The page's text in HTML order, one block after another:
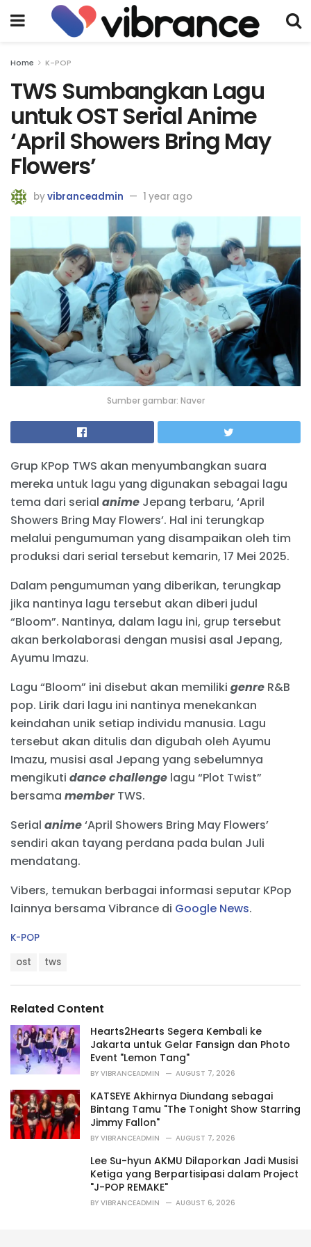
Home K-POP
TWS Sumbangkan Lagu
untuk OST Serial Anime
‘April Showers Bring May
Flowers’
byvibranceadmin 1 year ago
Sumber gambar: Naver
Grup KPop TWS akan menyumbangkan suara
mereka untuk lagu yang digunakan sebagai lagu
tema dari serial anime Jepang terbaru, ‘April
Showers Bring May Flowers’. Hal ini terungkap
melalui pengumuman yang disampaikan oleh tim
produksi dari serial tersebut kemarin, 17 Mei 2025.
Dalam pengumuman yang diberikan, terungkap
jika nantinya lagu tersebut akan diberi judul
“Bloom”. Nantinya, dalam lagu ini, grup tersebut
akan berkolaborasi dengan musisi asal Jepang,
Ayumu Imazu.
Lagu “Bloom” ini disebut akan memiliki genre R&B
pop. Lirik dari lagu ini nantinya menekankan
keindahan unik setiap individu manusia. Lagu
tersebut akan ditulis dan digubah oleh Ayumu
Imazu, musisi asal Jepang yang sebelumnya
mengikuti dance challenge lagu “Plot Twist”
bersama memberTWS.
Serial anime‘April Showers Bring May Flowers’
sendiri akan tayang perdana pada bulan Juli
mendatang.
Vibers, temukan berbagai informasi seputar KPop
lainnya bersama Vibrance di Google News.
C
r
i
e
s
:
K-POP
:
ost tws
Related Content
Hearts2Hearts Segera Kembali ke
Jakarta untuk Gelar Fansign dan Photo
Event "Lemon Tang"
BY VIBRANCEADMIN AUGUST 7, 2026
KATSEYE Akhirnya Diundang sebagai
Bintang Tamu "The Tonight Show Starring
Jimmy Fallon"
BY VIBRANCEADMIN AUGUST 7, 2026
Lee Su-hyun AKMU Dilaporkan Jadi Musisi
Ketiga yang Berpartisipasi dalam Project
"J-POP REMAKE"
BY VIBRANCEADMIN AUGUST 6, 2026